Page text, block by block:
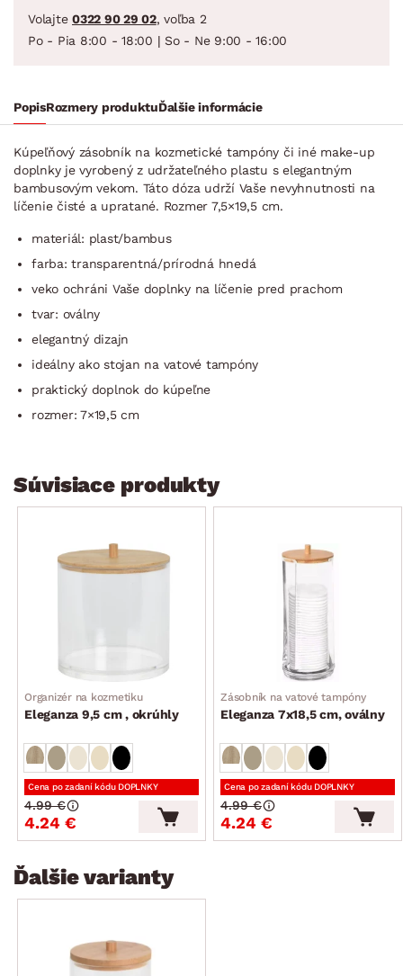
Volajte 0322 90 29 02, voľba 2
Po - Pia 8:00 - 18:00 | So - Ne 9:00 - 16:00
PopisRozmery produktuĎalšie informácie
Kúpeľňový zásobník na kozmetické tampóny či iné make-up
doplnky je vyrobený z udržateľného plastu s elegantným
bambusovým vekom. Táto dóza udrží Vaše nevyhnutnosti na
líčenie čisté a upratané. Rozmer 7,5×19,5 cm.
materiál: plast/bambus
farba: transparentná/prí­rodná hnedá
veko ochráni Vaše doplnky na líčenie pred prachom
tvar: oválny
elegantný dizajn
ideálny ako stojan na vatové tampóny
praktický doplnok do kúpeľne
rozmer: 7×19,5 cm
Súvisiace produkty
Organizér na kozmetiku
Eleganza 9,5 cm , okrúhly
Cena po zadaní kódu DOPLNKY
4.24 €
4.99 €
Zásobník na vatové tampóny
Eleganza 7x18,5 cm, oválny
Cena po zadaní kódu DOPLNKY
4.24 €
4.99 €
Ďalšie varianty